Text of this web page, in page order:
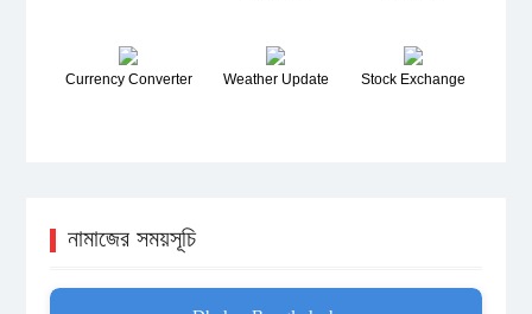
Currency Converter Weather Update Stock Exchange
নামাজের সময়সূচি